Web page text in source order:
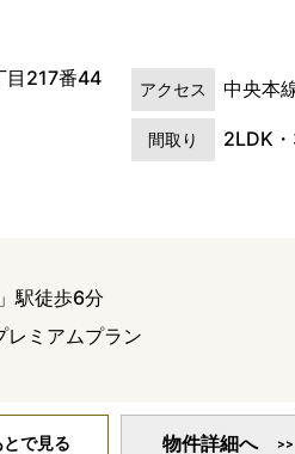
目217番44
アクセス 中央本
間取り 2LDK
駅徒歩6分
ミアムプラン
とで見る 物件詳細へ